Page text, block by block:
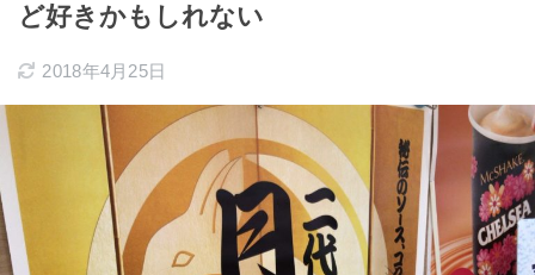
ど好きかもしれない
2018年4月25日